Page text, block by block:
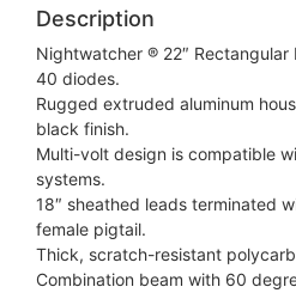
Description
Nightwatcher ® 22″ Rectangular
40 diodes.
Rugged extruded aluminum
black finish.
Multi-volt design is compatible
systems.
18″ sheathed leads terminated
female pigtail.
Thick, scratch-resistant
Combination beam with 60